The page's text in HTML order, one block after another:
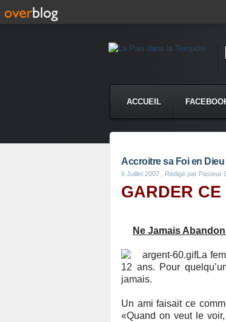
ACCUEIL
Accroitre sa Foi en Dieu
6 Juillet 2007 , Rédigé par Pasteur
GARDER
Ne Jamais
La
12 ans. Pour
jamais.
Un ami faisait ce
«Quand on veut le